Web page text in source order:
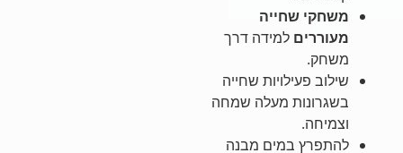
משחקי שחייה
מעורריםלמידה דרך
משחק.
שילוב פעילויות שחייה
בשגרונות מעלה שמחה
וצמיחה.
להתפרץ במים מבנה